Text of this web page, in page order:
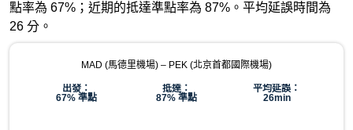
點率為 67%；近期的抵達準點率為 87%。平均延誤時間為
26 分。
MAD (馬德里機場) – PEK (北京首都國際機場)
出發：
67% 準點
抵達：
87% 準點
平均延誤：
26min